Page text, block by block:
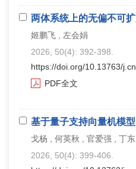
两体系统上的无偏不可
姬鹏飞 , 左会娟
2026, 50(4): 392-398.
https://doi.org/10.13763/
PDF全文
基于量子支持向量机模
戈杨 , 何英秋 , 官爱强 , 丁东
2026, 50(4): 399-406.